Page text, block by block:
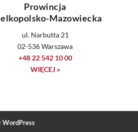
Prowincja
Mazowiecka
ul. Narbutta 21
02-536 Warszawa
+48 22 542 10 00
WIĘCEJ »
WordPress